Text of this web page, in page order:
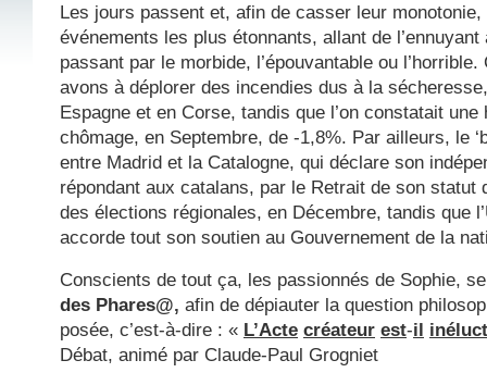
Les jours passent et, afin de casser leur
événements les plus étonnants, allant de
passant par le morbide, l’épouvantable ou l’horrible.
avons à déplorer des incendies dus à la
Espagne et en Corse, tandis que l’on constatait
chômage, en Septembre, de -1,8%. Par ailleurs, le
entre Madrid et la Catalogne, qui déclare son
répondant aux catalans, par le Retrait de son statut
des élections régionales, en Décembre, tandis que
accorde tout son soutien au Gouvernement de la
Conscients de tout ça, les passionnés de Sophie,
des Phares@, afin de dépiauter la question
posée, c’est-à-dire : « L’Acte créateur est-il
Débat, animé par Claude-Paul Grogniet